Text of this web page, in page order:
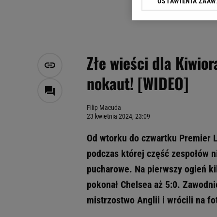
Złe wieści dla
nokaut! [WIDEO]
Filip Macuda
23 kwietnia 2024, 23:09
Od wtorku do czwartku Premier
podczas której część zespołów
pucharowe. Na pierwszy ogień
pokonał Chelsea aż 5:0.
mistrzostwo Anglii i wrócili na
Klikając „Akceptuję”
Zaufanych Partnerów i
My, nasi Zaufani
Użycie dokładnych
Przechowywanie